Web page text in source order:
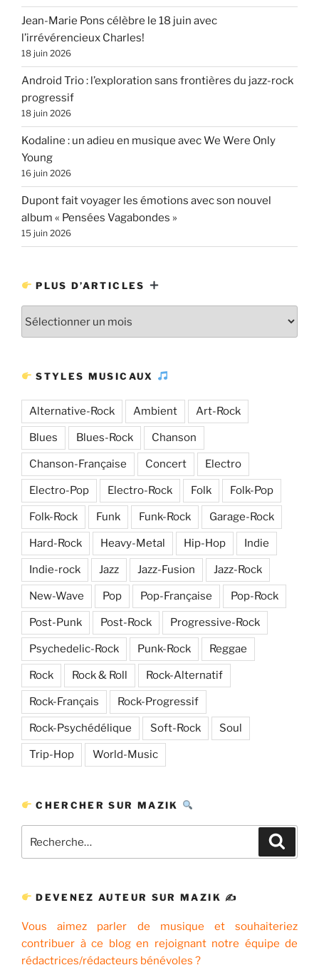
Jean-Marie Pons célèbre le 18 juin avec
l’irrévérencieux Charles!
18 juin 2026
Android Trio : l’exploration sans frontières du jazz-rock
progressif
18 juin 2026
Kodaline : un adieu en musique avec We Were Only
Young
16 juin 2026
Dupont fait voyager les émotions avec son nouvel
album « Pensées Vagabondes »
15 juin 2026
PLUS D’ARTICLES
STYLES MUSICAUX
Alternative-Rock Ambient Art-Rock
Blues Blues-Rock Chanson
Chanson-Française Concert Electro
Electro-Pop Electro-Rock Folk Folk-Pop
Folk-Rock Funk Funk-Rock Garage-Rock
Hard-Rock Heavy-Metal Hip-Hop Indie
Indie-rock Jazz Jazz-Fusion Jazz-Rock
New-Wave Pop Pop-Française Pop-Rock
Post-Punk Post-Rock Progressive-Rock
Psychedelic-Rock Punk-Rock Reggae
Rock Rock & Roll Rock-Alternatif
Rock-Français Rock-Progressif
Rock-Psychédélique Soft-Rock Soul
Trip-Hop World-Music
CHERCHER SUR MAZIK
pour
DEVENEZ AUTEUR SUR MAZIK ✍
Vous aimez parler de musique et souhaiteriez
contribuer à ce blog en rejoignant notre équipe de
rédactrices/rédacteurs bénévoles ?